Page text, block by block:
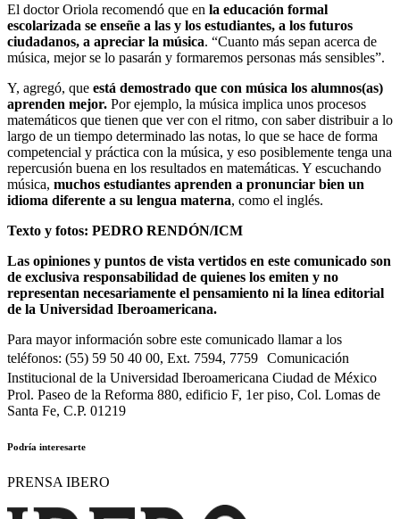
El doctor Oriola recomendó que en la educación formal
escolarizada se enseñe a las y los estudiantes, a los futuros
ciudadanos, a apreciar la música. “Cuanto más sepan acerca de
música, mejor se lo pasarán y formaremos personas más sensibles”.
Y, agregó, que está demostrado que con música los alumnos(as)
aprenden mejor. Por ejemplo, la música implica unos procesos
matemáticos que tienen que ver con el ritmo, con saber distribuir a lo
largo de un tiempo determinado las notas, lo que se hace de forma
competencial y práctica con la música, y eso posiblemente tenga una
repercusión buena en los resultados en matemáticas. Y escuchando
música, muchos estudiantes aprenden a pronunciar bien un
idioma diferente a su lengua materna, como el inglés.
Texto y fotos: PEDRO RENDÓN/ICM
Las opiniones y puntos de vista vertidos en este comunicado son
de exclusiva responsabilidad de quienes los emiten y no
representan necesariamente el pensamiento ni la línea editorial
de la Universidad Iberoamericana.
Para mayor información sobre este comunicado llamar a los
teléfonos: (55) 59 50 40 00, Ext. 7594, 7759 Comunicación
Institucional de la Universidad Iberoamericana Ciudad de México
Prol. Paseo de la Reforma 880, edificio F, 1er piso, Col. Lomas de
Santa Fe, C.P. 01219
Podría interesarte
PRENSA IBERO